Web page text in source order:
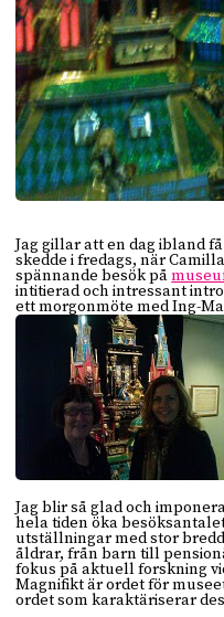
Jag gillar att en dag ibland
skedde i fredags, när
spännande besök på
intitierad och intressant
ett morgonmöte med Ing-
Jag blir så glad och
hela tiden öka
utställningar med stor
åldrar, från barn till
fokus på aktuell forskning
Magnifikt är ordet för
ordet som karaktäriserar